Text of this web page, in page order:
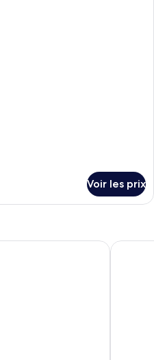
Voir les prix